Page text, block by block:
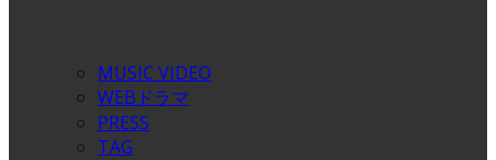
MUSIC VIDEO
WEBドラマ
PRESS
TAG